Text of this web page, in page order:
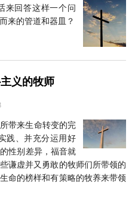
来回答这样一个问
来的管道和器皿？
义的牧师
带来生命转变的完
践、并充分运用好
性别差异，福音就
谦虚并又勇敢的牧师们所带领的
命的榜样和有策略的牧养来带领